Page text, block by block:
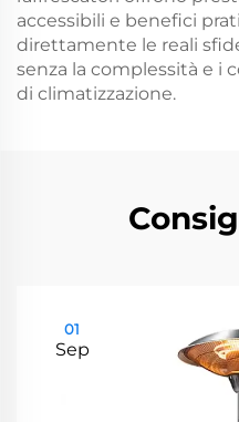
accessibili e benefici
direttamente le reali
senza la complessità e i
di climatizzazione.
01
Sep